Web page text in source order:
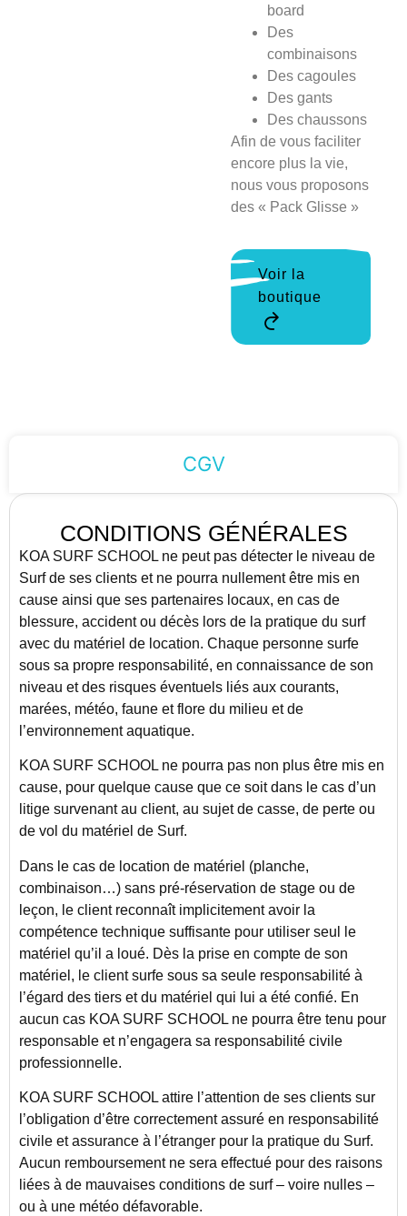
board
Des
combinaisons
Des cagoules
Des gants
Des chaussons
Afin de vous faciliter
encore plus la vie,
nous vous proposons
des « Pack Glisse »
Voir la
boutique
CGV
CONDITIONS GÉNÉRALES
KOA SURF SCHOOL ne peut pas détecter le niveau de
Surf de ses clients et ne pourra nullement être mis en
cause ainsi que ses partenaires locaux, en cas de
blessure, accident ou décès lors de la pratique du surf
avec du matériel de location. Chaque personne surfe
sous sa propre responsabilité, en connaissance de son
niveau et des risques éventuels liés aux courants,
marées, météo, faune et flore du milieu et de
l’environnement aquatique.
KOA SURF SCHOOL ne pourra pas non plus être mis en
cause, pour quelque cause que ce soit dans le cas d’un
litige survenant au client, au sujet de casse, de perte ou
de vol du matériel de Surf.
Dans le cas de location de matériel (planche,
combinaison…) sans pré-réservation de stage ou de
leçon, le client reconnaît implicitement avoir la
compétence technique suffisante pour utiliser seul le
matériel qu’il a loué. Dès la prise en compte de son
matériel, le client surfe sous sa seule responsabilité à
l’égard des tiers et du matériel qui lui a été confié. En
aucun cas KOA SURF SCHOOL ne pourra être tenu pour
responsable et n’engagera sa responsabilité civile
professionnelle.
KOA SURF SCHOOL attire l’attention de ses clients sur
l’obligation d’être correctement assuré en responsabilité
civile et assurance à l’étranger pour la pratique du Surf.
Aucun remboursement ne sera effectué pour des raisons
liées à de mauvaises conditions de surf – voire nulles –
ou à une météo défavorable.